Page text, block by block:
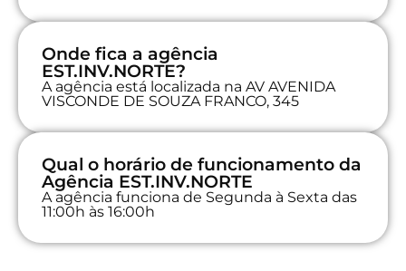
Onde fica a agência
EST.INV.NORTE?
A agência está localizada na AV AVENIDA
VISCONDE DE SOUZA FRANCO, 345
Qual o horário de funcionamento da
Agência EST.INV.NORTE
A agência funciona de Segunda à Sexta das
11:00h às 16:00h